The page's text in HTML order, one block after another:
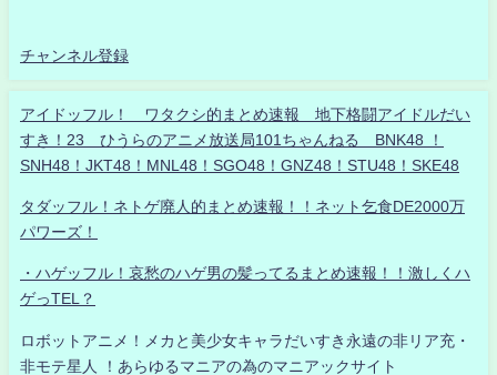
チャンネル登録
アイドッフル！ ワタクシ的まとめ速報 地下格闘アイドルだい
すき！23 ひうらのアニメ放送局101ちゃんねる BNK48 ！
SNH48！JKT48！MNL48！SGO48！GNZ48！STU48！SKE48
タダッフル！ネトゲ廃人的まとめ速報！！ネット乞食DE2000万
パワーズ！
・ハゲッフル！哀愁のハゲ男の髪ってるまとめ速報！！激しくハ
ゲっTEL？
ロボットアニメ！メカと美少女キャラだいすき永遠の非リア充・
非モテ星人 ！あらゆるマニアの為のマニアックサイト